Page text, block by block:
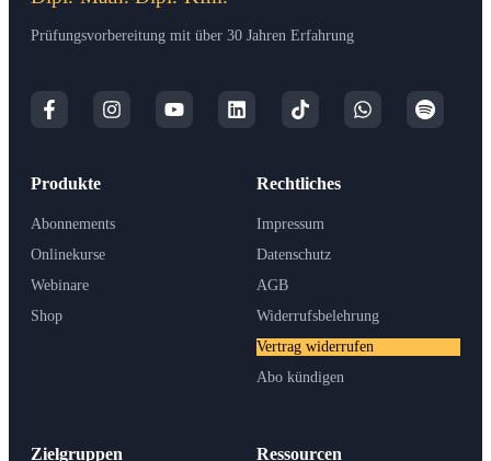
Prüfungsvorbereitung mit über 30 Jahren Erfahrung
Produkte
Abonnements
Onlinekurse
Webinare
Shop
Zielgruppen Ressourcen
Rechtliches
Impressum
Datenschutz
AGB
Widerrufsbelehrung
Vertrag widerrufen
Abo kündigen